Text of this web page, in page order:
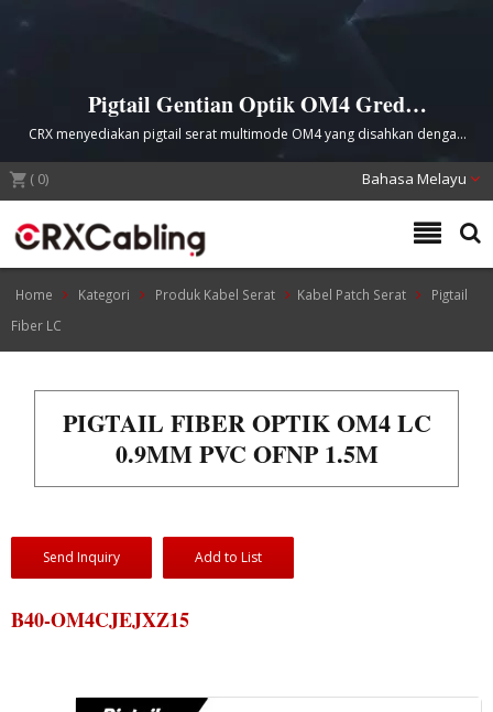
Pigtail Gentian Optik OM4 Gred
Profesional untuk Aplikasi Rangkaian
Berkelajuan Tinggi
CRX menyediakan pigtail serat multimode OM4 yang disahkan dengan
penyambung ferule zirconia, direka untuk penghantaran Ethernet 10G,
25G, 40G, dan 100G yang boleh dipercayai di pusat data dan
infrastruktur telekomunikasi.
( 0) Bahasa Melayu
Home Kategori Produk Kabel Serat Kabel Patch Serat
Pigtail
Fiber LC
PIGTAIL FIBER OPTIK OM4 LC
0.9MM PVC OFNP 1.5M
Send Inquiry Add to List
B40-OM4CJEJXZ15